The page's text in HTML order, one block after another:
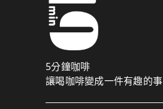
5分鐘咖啡
讓喝咖啡變成一件有趣的事